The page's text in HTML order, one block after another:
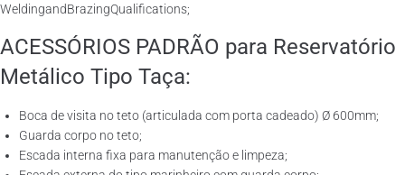
WeldingandBrazingQualifications;
ACESSÓRIOS PADRÃO para Reservatório
Metálico Tipo Taça:
Boca de visita no teto (articulada com porta cadeado) Ø 600mm;
Guarda corpo no teto;
Escada interna fixa para manutenção e limpeza;